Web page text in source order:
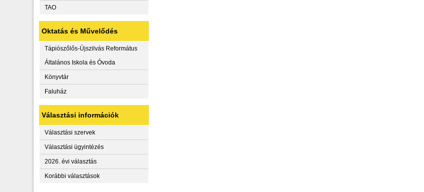
TAO
Oktatás és Művelődés
Tápiószőlős-Újszilvás Református
Általános Iskola és Óvoda
Könyvtár
Faluház
Választási információk
Választási szervek
Választási ügyintézés
2026. évi választás
Korábbi választások